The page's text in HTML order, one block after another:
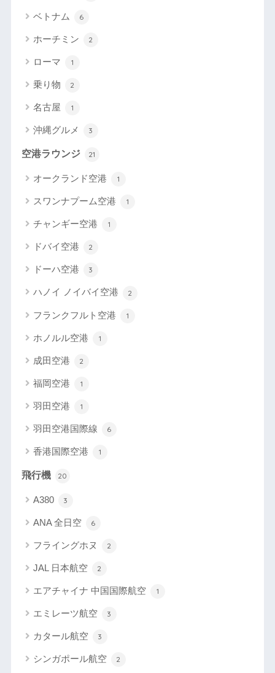
ベトナム 6
ホーチミン 2
ローマ 1
乗り物 2
名古屋 1
沖縄グルメ 3
空港ラウンジ 21
オークランド空港 1
スワンナプーム空港 1
チャンギー空港 1
ドバイ空港 2
ドーハ空港 3
ハノイ ノイバイ空港 2
フランクフルト空港 1
ホノルル空港 1
成田空港 2
福岡空港 1
羽田空港 1
羽田空港国際線 6
香港国際空港 1
飛行機 20
A380 3
ANA 全日空 6
フライングホヌ 2
JAL 日本航空 2
エアチャイナ 中国国際航空 1
エミレーツ航空 3
カタール航空 3
シンガポール航空 2